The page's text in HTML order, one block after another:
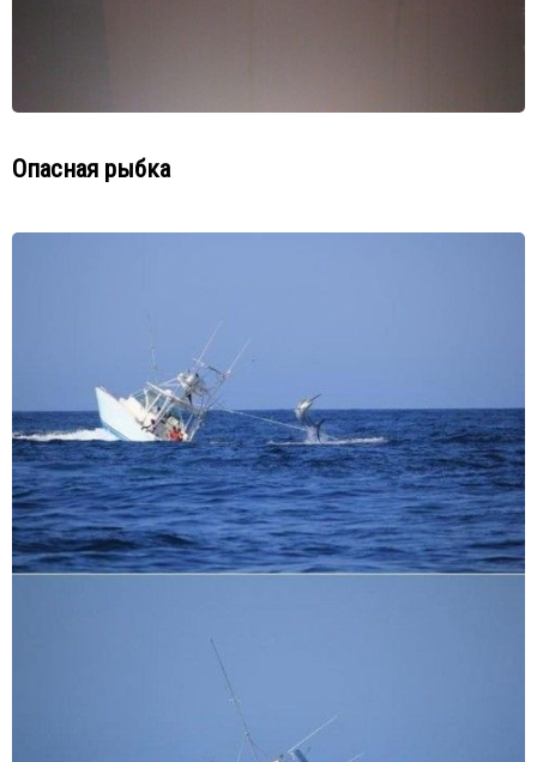
Опасная рыбка